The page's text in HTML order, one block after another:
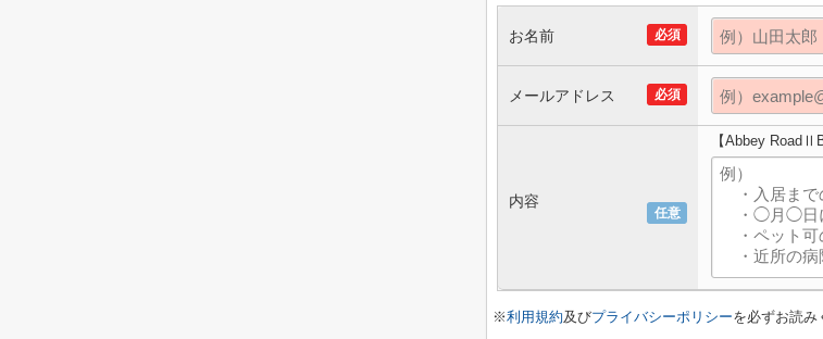
必須
お名前
必須
メールアドレス
任意
内容
【Abbey
※利用規約及びプライバシーポリシーを必ずお読み